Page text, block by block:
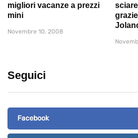
migliori vacanze a prezzi
mini
Novembre 10, 2008
Seguici
Facebook